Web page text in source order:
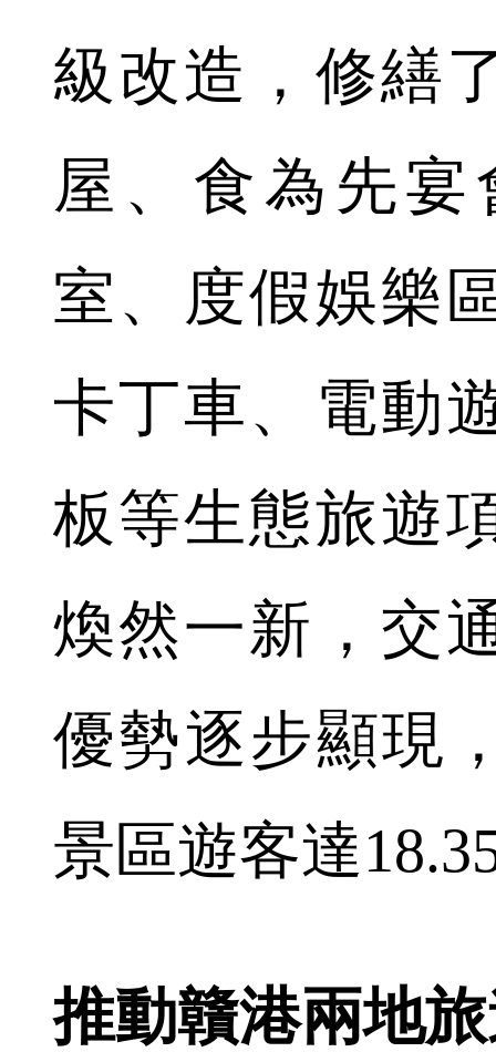
級改造，修繕
屋、食為先
室、度假娛樂
卡丁車、電動
板等生態旅遊
煥然一新，交
優勢逐步顯現
景區遊客達
推動贛港兩地